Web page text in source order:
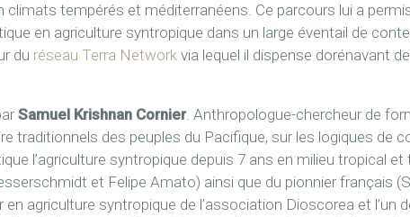
tempérés et méditerranéens. Ce parcours lui a
en agriculture syntropique dans un large éventail de
du réseau Terra Network via lequel il dispense dorénavant
Samuel Krishnan Cornier. Anthropologue-chercheur de
traditionnels des peuples du Pacifique, sur les logiques de
l’agriculture syntropique depuis 7 ans en milieu tropical et
et Felipe Amato) ainsi que du pionnier français
agriculture syntropique de l’association Dioscorea et l’un